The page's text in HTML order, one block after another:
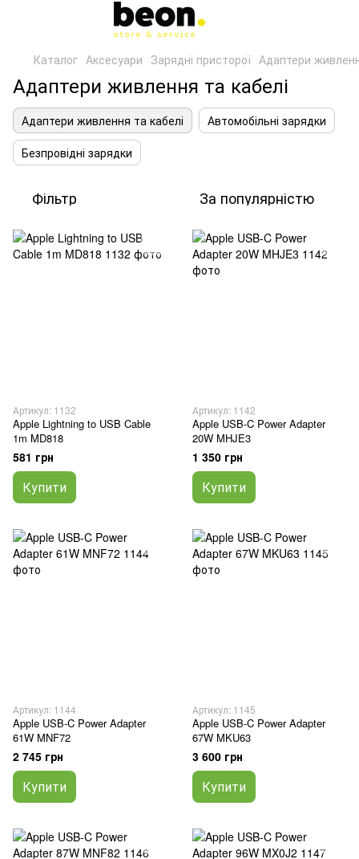
Каталог Аксесуари Зарядні присторої Адаптери
Адаптери живлення та кабелі
Адаптери живлення та кабелі
Автомобільні зарядки
Безпровідні зарядки
Фільтр За популярністю
Артикул: 1132
Apple Lightning to USB Cable
1m MD818
581 грн
Купити
Артикул: 1142
Apple USB-C Power Adapter
20W MHJE3
1 350 грн
Купити
Артикул: 1144
Apple USB-C Power Adapter
61W MNF72
2 745 грн
Купити
Артикул: 1145
Apple USB-C Power Adapter
67W MKU63
3 600 грн
Купити